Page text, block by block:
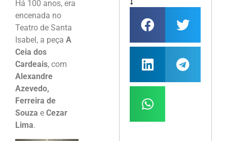
Há 100 anos, era
encenada no
Teatro de Santa
Isabel, a peça A
Ceia dos
Cardeais, com
Alexandre
Azevedo,
Ferreira de
Souza e Cezar
Lima.